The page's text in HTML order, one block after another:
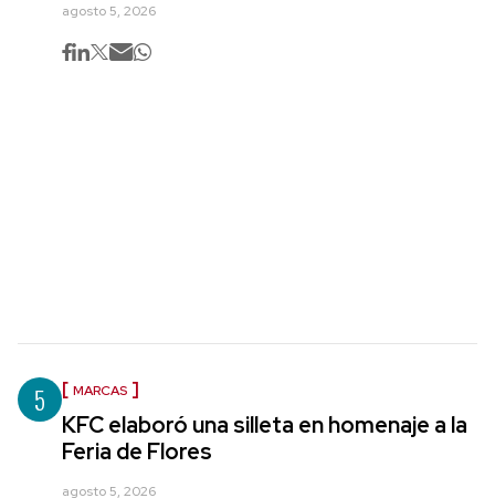
agosto 5, 2026
5 MARCAS
KFC elaboró una silleta en homenaje a la
Feria de Flores
agosto 5, 2026